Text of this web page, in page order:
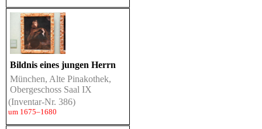
Bildnis eines jungen Herrn
München, Alte Pinakothek,
Obergeschoss Saal IX
(Inventar-Nr. 386)
um 1675–1680